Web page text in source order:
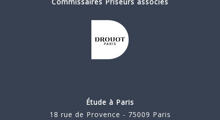
Commissaires Priseurs associés
Étude à Paris
18 rue de Provence - 75009 Paris